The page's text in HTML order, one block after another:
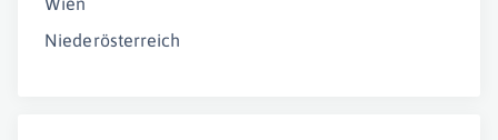
Niederösterreich